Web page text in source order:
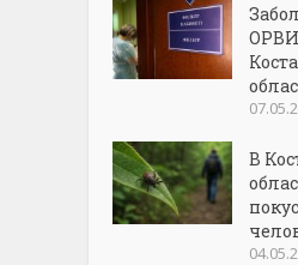
В